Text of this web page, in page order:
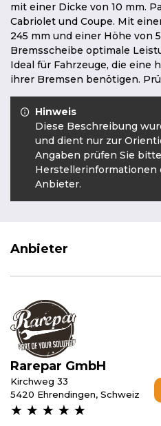
mit einer Dicke von 10 mm.
Cabriolet und Coupe. Mit
245 mm und einer Höhe von
Bremsscheibe optimale
Ideal für Fahrzeuge, die eine
ihrer Bremsen benötigen.
Hinweis
Diese Beschreibung
und dient nur zur
Angaben prüfen Sie
Herstellerinformationen
Anbieter.
Anbieter
Rarepar GmbH
Kirchweg 33
5420 Ehrendingen, Schweiz